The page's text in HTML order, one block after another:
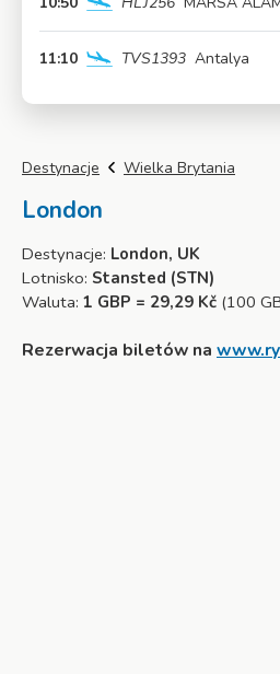
11:10 TVS1393 Antalya
Destynacje Wielka Brytania
London
Destynacje: London, UK
Lotnisko: Stansted (STN)
Waluta: 1 GBP = 29,29 Kč (100
Rezerwacja biletów na